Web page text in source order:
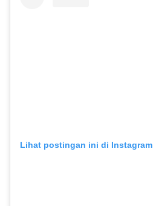
Lihat postingan ini di Instagram